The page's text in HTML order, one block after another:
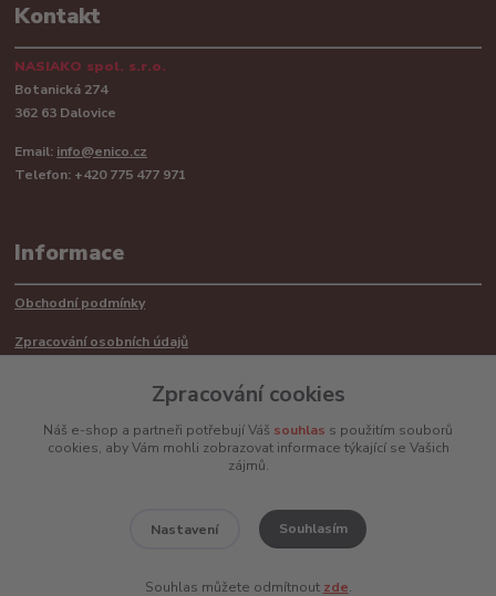
Kontakt
NASIAKO spol. s.r.o.
Botanická 274
362 63 Dalovice
Email: info@enico.cz
Telefon: +420 775 477 971
Informace
Obchodní podmínky
Zpracování osobních údajů
Mimosoudní řešení sporů ADR
Zpracování cookies
Náš e-shop a partneři potřebují Váš souhlas s použitím souborů
cookies, aby Vám mohli zobrazovat informace týkající se Vašich
zájmů.
Nastavení Souhlasím
Souhlas můžete odmítnout zde.